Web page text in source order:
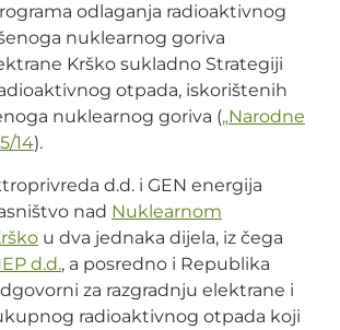
odlaganja radioaktivnog
nuklearnog goriva
Krško sukladno Strategiji
otpada, iskorištenih
nuklearnog goriva („Narodne
14).
d.d. i GEN energija
nad Nuklearnom
u dva jednaka dijela, iz čega
d.d., a posredno i Republika
za razgradnju elektrane i
radioaktivnog otpada koji